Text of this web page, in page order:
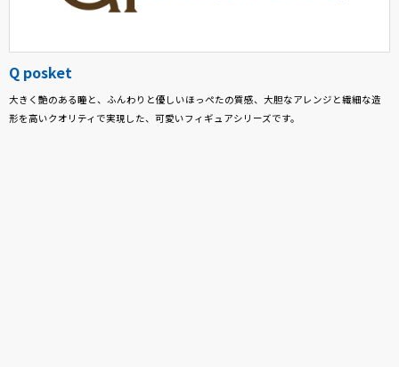
Q posket
大きく艶のある瞳と、ふんわりと優しいほっぺたの質感、大胆なアレンジと繊細な造
形を高いクオリティで実現した、可愛いフィギュアシリーズです。